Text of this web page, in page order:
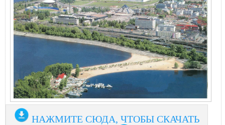
НАЖМИТЕ СЮДА, ЧТОБЫ СКАЧАТЬ